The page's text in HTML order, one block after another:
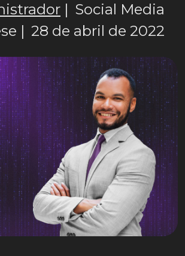
| Social Media
| 28 de abril de 2022